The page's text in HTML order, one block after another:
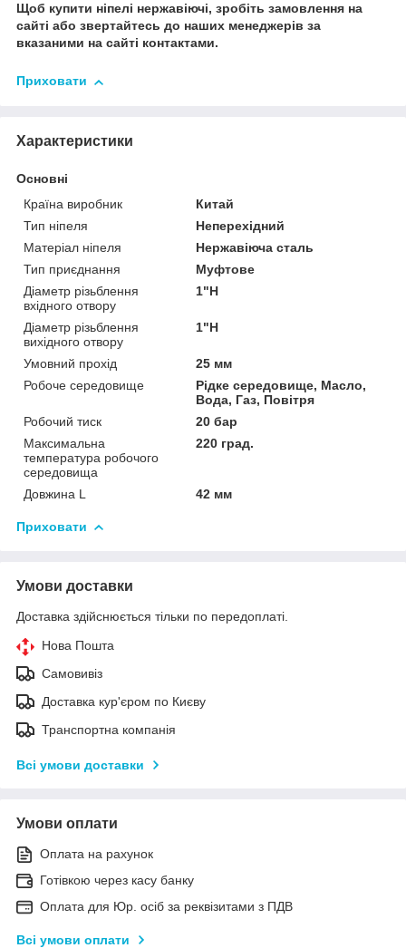
Щоб купити ніпелі нержавіючі, зробіть замовлення на
сайті або звертайтесь до наших менеджерів за
вказаними на сайті контактами.
Приховати
Характеристики
Основні
Країна виробник
Китай
Тип ніпеля
Неперехідний
Матеріал ніпеля
Нержавіюча сталь
Тип приєднання
Муфтове
Діаметр різьблення
вхідного отвору
1"Н
Діаметр різьблення
вихідного отвору
1"Н
Умовний прохід
25 мм
Робоче середовище
Рідке середовище, Масло,
Вода, Газ, Повітря
Робочий тиск
20 бар
Максимальна
температура робочого
середовища
220 град.
Довжина L 42 мм
Приховати
Умови доставки
Доставка здійснюється тільки по передоплаті.
Нова Пошта
Самовивіз
Доставка кур'єром по Києву
Транспортна компанія
Всі умови доставки
Умови оплати
Оплата на рахунок
Готівкою через касу банку
Оплата для Юр. осіб за реквізитами з ПДВ
Всі умови оплати